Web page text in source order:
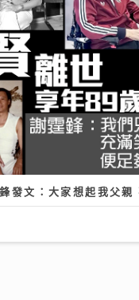
發文：大家想起我父